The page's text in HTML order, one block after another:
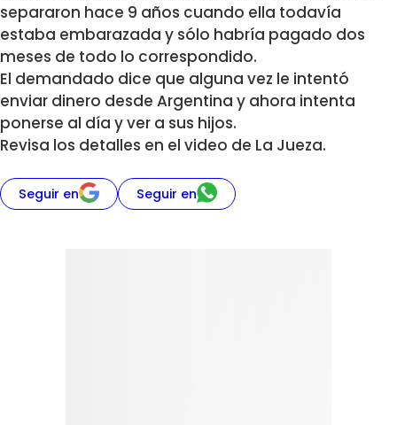
separaron hace 9 años cuando ella todavía
estaba embarazada y sólo habría pagado dos
meses de todo lo correspondido.
El demandado dice que alguna vez le intentó
enviar dinero desde Argentina y ahora intenta
ponerse al día y ver a sus hijos.
Revisa los detalles en el video de La Jueza.
Seguir en Seguir en